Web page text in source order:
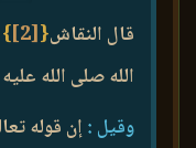
قال النقاش{
[2]
}
الله صلى الله
وقيل :إن قوله